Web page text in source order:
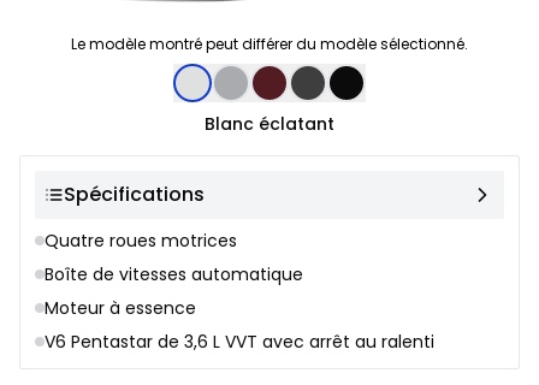
Le modèle montré peut différer du modèle sélectionné.
Sélection de couleur
Blanc éclatant
Spécifications
Quatre roues motrices
Boîte de vitesses automatique
Moteur à essence
V6 Pentastar de 3,6 L VVT avec arrêt au ralenti